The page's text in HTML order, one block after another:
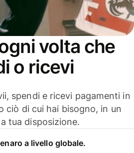
volta che
o ricevi
spendi e ricevi pagamenti in
ciò di cui hai bisogno, in un
tua disposizione.
a livello globale.